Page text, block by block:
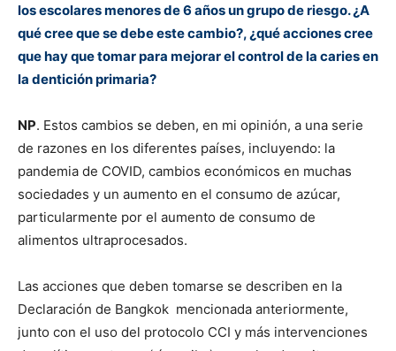
los escolares menores de 6 años un grupo de riesgo. ¿A
qué cree que se debe este cambio?, ¿qué acciones cree
que hay que tomar para mejorar el control de la caries en
la dentición primaria?
NP. Estos cambios se deben, en mi opinión, a una serie
de razones en los diferentes países, incluyendo: la
pandemia de COVID, cambios económicos en muchas
sociedades y un aumento en el consumo de azúcar,
particularmente por el aumento de consumo de
alimentos ultraprocesados.
Las acciones que deben tomarse se describen en la
Declaración de Bangkok mencionada anteriormente,
junto con el uso del protocolo CCI y más intervenciones